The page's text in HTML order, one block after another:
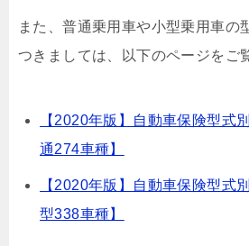
また、普通乗用車や小型乗用車の
つきましては、以下のページをご
【2020年版】自動車保険型式
通274車種】
【2020年版】自動車保険型式
型338車種】